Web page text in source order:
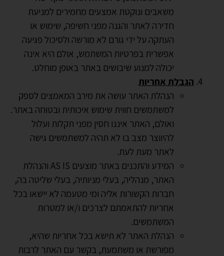
משאבים ונוקטת אמצעים מחמירים למניעת
חדירה לאתר והגנה מפני חשיפה, שימוש או
העתקה על ידי גורם לא מורשה ולסיכול פגיעה
אפשרית בפרטיות המשתמש, אולם היא אינה
יכולה למנוע שיבושים באתר באופן מוחלט.
הגבלת אחריות
הנהלת האתר עושה את מירב המאמצים לספק
למשתמשים חווית שימוש איכותית ובטוחה באתר.
ואולם, האתר איננו חסין מפני תקלות ועלול
להיווצר מצב בו לא תהיה למשתמשים גישה
לאתר מעת לעת.
המידע והתכנים באתר מוצעים AS IS והנהלת
האתר, מנהליה, בעלי מניותיה, בעלי שליטה בה,
חברות הקשורות אליה ומי מטעמה לא יישאו בכל
אחריות להתאמתם לצרכים ו/או למטרות
המשתמשים.
הנהלת האתר לא תישא בכל אחריות שהיא,
מפורשת או משתמעת, בקשר עם האתר לרבות